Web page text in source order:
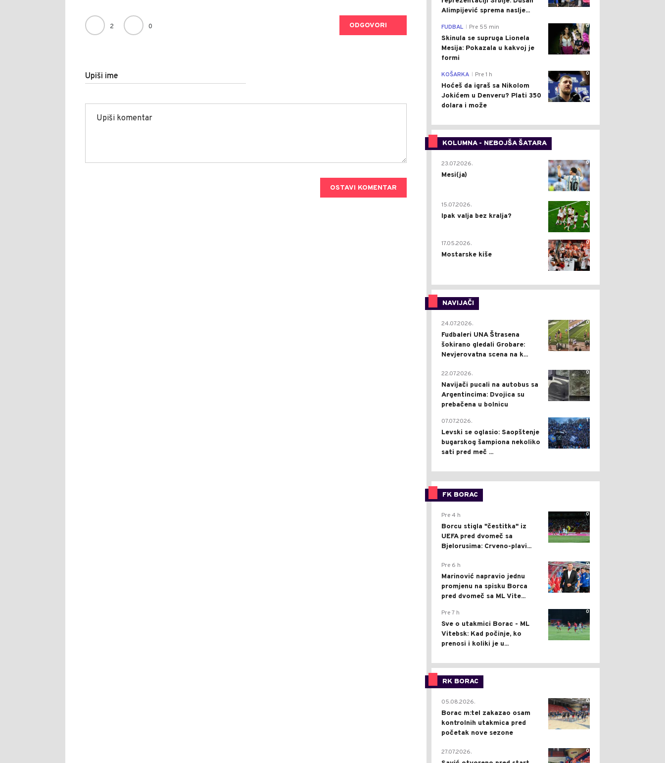
2 0 ODGOVORI
Upiši ime
OSTAVI KOMENTAR
Alimpijević sprema naslje...
0
FUDBAL Pre 55 min
Skinula se supruga Lionela
Mesija: Pokazala u kakvoj je
formi
0
KOŠARKA Pre 1 h
Hoćeš da igraš sa Nikolom
Jokićem u Denveru? Plati 350
dolara i može
KOLUMNA - NEBOJŠA ŠATARA
0
23.07.2026.
Mesi(ja)
2
15.07.2026.
Ipak valja bez kralja?
0
17.05.2026.
Mostarske kiše
NAVIJAČI
0
24.07.2026.
Fudbaleri UNA Štrasena
šokirano gledali Grobare:
Nevjerovatna scena na k...
0
22.07.2026.
Navijači pucali na autobus sa
Argentincima: Dvojica su
prebačena u bolnicu
1
07.07.2026.
Levski se oglasio: Saopštenje
bugarskog šampiona nekoliko
sati pred meč ...
FK BORAC
0
Pre 4 h
Borcu stigla "čestitka" iz
UEFA pred dvomeč sa
Bjelorusima: Crveno-plavi...
0
Pre 6 h
Marinović napravio jednu
promjenu na spisku Borca
pred dvomeč sa ML Vite...
0
Pre 7 h
Sve o utakmici Borac - ML
Vitebsk: Kad počinje, ko
prenosi i koliki je u...
RK BORAC
0
05.08.2026.
Borac m:tel zakazao osam
kontrolnih utakmica pred
početak nove sezone
0
27.07.2026.